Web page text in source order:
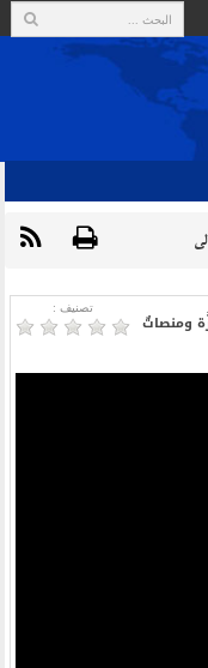
تصنیف :
ومنصاتٌ